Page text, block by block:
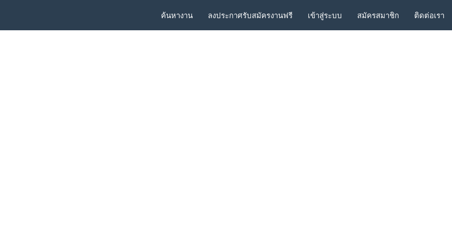
ค้นหางาน ลงประกาศรับสมัครงานฟรี เข้าสู่ระบบ สมัครสมาชิก ติดต่อเรา